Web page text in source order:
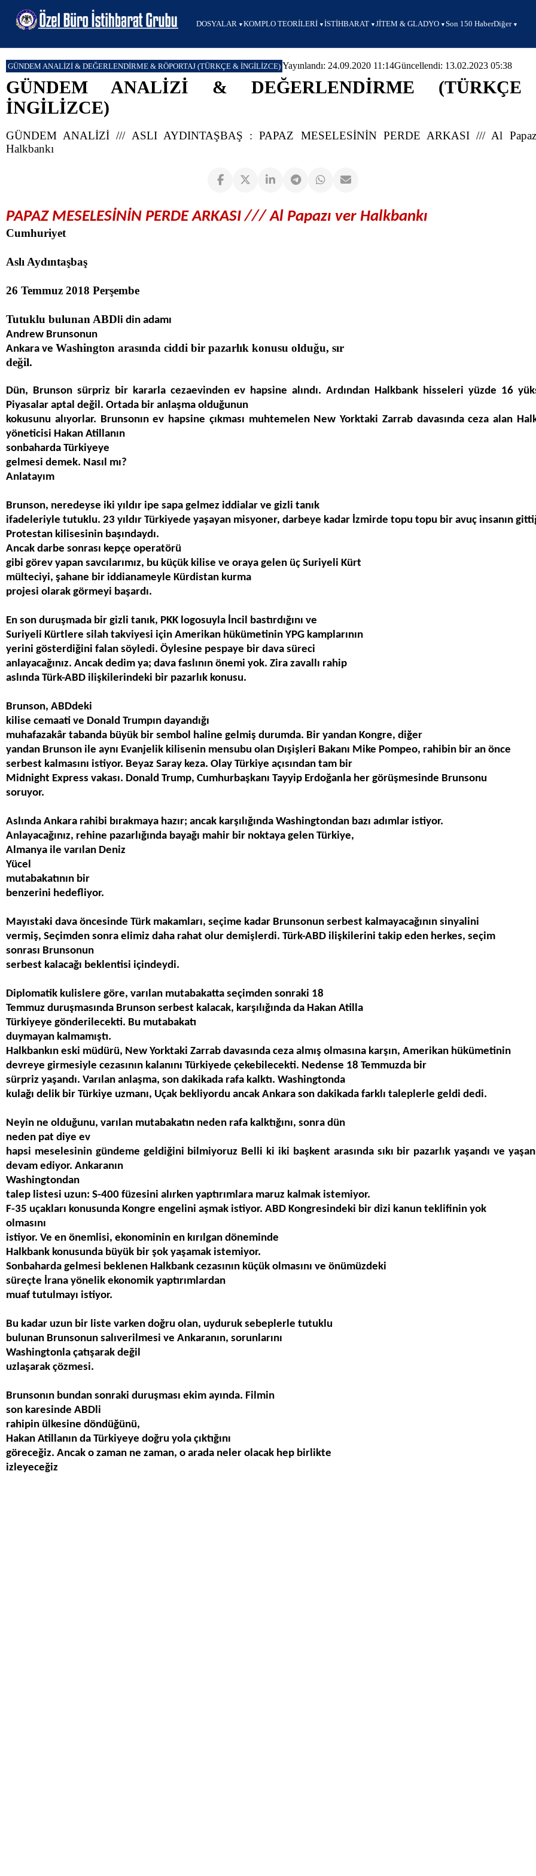
DOSYALAR KOMPLO TEORİLERİ İSTİHBARAT JİTEM & GLADYO Son 150 HaberDiğer
GÜNDEM ANALİZİ & DEĞERLENDİRME & RÖPORTAJ (TÜRKÇE & İNGİLİZCE) Yayınlandı: 24.09.2020 11:14Güncellendi: 13.02.2023 05:38
GÜNDEM ANALİZİ & DEĞERLENDİRME
İNGİLİZCE)
GÜNDEM ANALİZİ /// ASLI AYDINTAŞBAŞ : PAPAZ MESELESİNİN PERDE ARKASI /// Al
Halkbankı
PAPAZ MESELESİNİN PERDE ARKASI /// Al Papazı ver Halkbankı
Cumhuriyet
Aslı Aydıntaşbaş
26 Temmuz 2018 Perşembe
Tutuklu bulunan ABDli din adamı
Andrew Brunsonun
Ankara ve Washington arasında ciddi bir pazarlık konusu olduğu, sır
değil.
Dün, Brunson sürpriz bir kararla cezaevindenev hapsine alındı. Ardından Halkbank hisseleri yüzde 16
Piyasalar aptal değil. Ortada bir anlaşma olduğunun
kokusunu alıyorlar. Brunsonın ev hapsine çıkması muhtemelen New Yorktaki Zarrab davasında ceza alan
yöneticisi Hakan Atillanın
sonbaharda Türkiyeye
gelmesi demek. Nasıl mı?
Anlatayım
Brunson, neredeyse iki yıldır ipe sapa gelmez iddialar ve gizli tanık
ifadeleriyle tutuklu. 23 yıldır Türkiyede yaşayan misyoner, darbeye kadar İzmirde topu topu bir avuç insanın gitti
Protestan kilisesinin başındaydı.
Ancak darbe sonrası kepçe operatörü
gibi görev yapan savcılarımız, bu küçük kilise ve oraya gelen üç Suriyeli Kürt
mülteciyi, şahane bir iddianameyle Kürdistan kurma
projesi olarak görmeyi başardı.
En son duruşmada bir gizli tanık, PKK logosuyla İncil bastırdığını ve
Suriyeli Kürtlere silah takviyesi için Amerikan hükümetinin YPG kamplarının
yerini gösterdiğini falan söyledi. Öylesine pespaye bir dava süreci
anlayacağınız. Ancak dedim ya; dava faslının önemi yok. Zira zavallı rahip
aslında Türk-ABD ilişkilerindeki bir pazarlık konusu.
Brunson, ABDdeki
kilise cemaati ve Donald Trumpın dayandığı
muhafazakâr tabanda büyük bir sembol haline gelmiş durumda. Bir yandan Kongre, diğer
yandan Brunson ile aynı Evanjelik kilisenin mensubu olan Dışişleri Bakanı Mike Pompeo, rahibin bir an önce
serbest kalmasını istiyor. Beyaz Saray keza. Olay Türkiye açısından tam bir
Midnight Express vakası. Donald Trump, Cumhurbaşkanı Tayyip Erdoğanla her görüşmesinde Brunsonu
soruyor.
Aslında Ankara rahibi bırakmaya hazır; ancak karşılığında Washingtondan bazı adımlar istiyor.
Anlayacağınız, rehine pazarlığında bayağı mahir bir noktaya gelen Türkiye,
Almanya ile varılan Deniz
Yücel
mutabakatnın bir
benzerini hedefliyor.
Mayıstaki dava öncesinde Türk makamları, seçime kadar Brunsonun serbest kalmayacağının sinyalini
vermiş, Seçimden sonra elimiz daha rahat olur demişlerdi. Türk-ABD ilişkilerini takip eden herkes, seçim
sonrası Brunsonun
serbest kalacağı beklentisi içindeydi.
Diplomatik kulislere göre, varılan mutabakatta seçimden sonraki 18
Temmuz duruşmasında Brunson serbest kalacak, karşılığında da Hakan Atilla
Türkiyeye gönderilecekti. Bu mutabakat
duymayan kalmamışt.
Halkbankın eski müdürü, New Yorktaki Zarrab davasında ceza almış olmasına karşın, Amerikan hükümetinin
devreye girmesiyle cezasının kalanını Türkiyede çekebilecekti. Nedense 18 Temmuzda bir
sürpriz yaşandı. Varılan anlaşma, son dakikada rafa kalkt. Washingtonda
kulağı delik bir Türkiye uzmanı, Uçak bekliyordu ancak Ankara son dakikada farklı taleplerle geldi dedi.
Neyin ne olduğunu, varılan mutabakatın neden rafa kalktığını, sonra dün
neden pat diye ev
hapsi meselesinin gündeme geldiğini bilmiyoruz Belli ki iki başkent arasında sıkı bir pazarlık yaşandı ve yaş
devam ediyor. Ankaranın
Washingtondan
talep listesi uzun: S-400 füzesini alırken yaptırımlara maruz kalmak istemiyor.
F-35 uçakları konusunda Kongre engelini aşmak istiyor. ABD Kongresindeki bir dizi kanun teklifinin yok
olmasını
istiyor. Ve en önemlisi, ekonominin en kırılgan döneminde
Halkbank konusunda büyük bir şok yaşamak istemiyor.
Sonbaharda gelmesi beklenen Halkbank cezasının küçük olmasını ve önümüzdeki
süreçte İrana yönelik ekonomik yaptrımlardan
muaf tutulmayı istiyor.
Bu kadar uzun bir liste varken doğru olan, uyduruk sebeplerle tutuklu
bulunan Brunsonun salıverilmesi ve Ankaranın, sorunlarını
Washingtonla çatışarak değil
uzlaşarak çözmesi.
Brunsonın bundan sonraki duruşması ekim ayında. Filmin
son karesinde ABDli
rahipin ülkesine döndüğünü,
Hakan Atillanın da Türkiyeye doğru yola çıktığını
göreceğiz. Ancak o zaman ne zaman, o arada neler olacak hep birlikte
izleyeceğiz